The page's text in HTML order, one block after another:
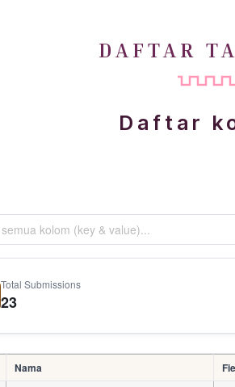
DAFTAR
Daftar
Total Submissions
23
Nama